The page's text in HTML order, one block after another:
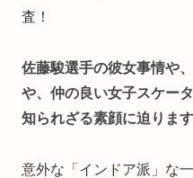
査！
佐藤駿選手の彼女事情や
や、仲の良い女子スケー
知られざる素顔に迫ります
意外な「インドア派」な